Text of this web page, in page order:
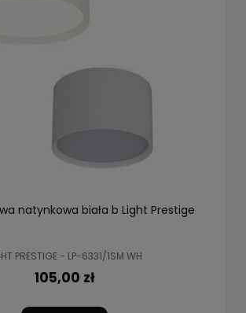
natynkowa biała b Light Prestige
PRESTIGE - LP-6331/1SM WH
105,00 zł